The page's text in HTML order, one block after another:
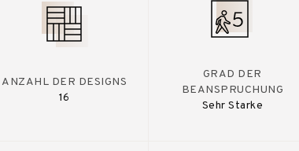
ANZAHL DER DESIGNS
16
GRAD DER
BEANSPRUCHUNG
Sehr Starke